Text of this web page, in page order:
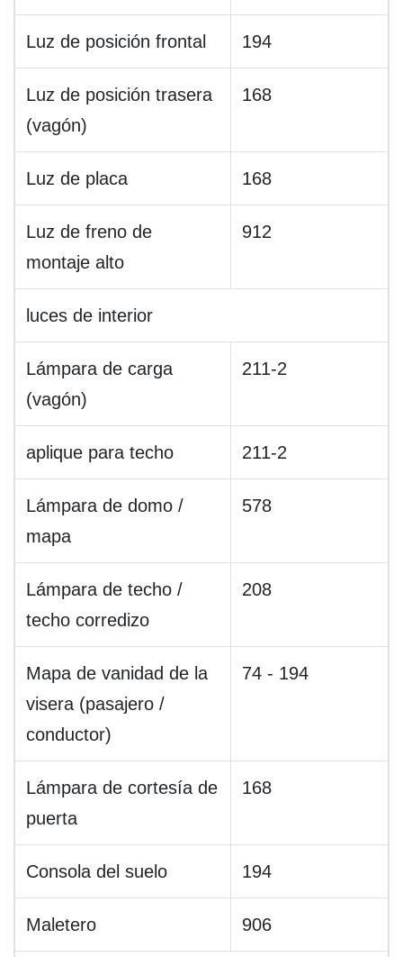
Luz de posición frontal 194
Luz de posición trasera
(vagón)
168
Luz de placa 168
Luz de freno de
montaje alto
912
luces de interior
Lámpara de carga
(vagón)
211-2
aplique para techo 211-2
Lámpara de domo /
mapa
578
Lámpara de techo /
techo corredizo
208
Mapa de vanidad de la
visera (pasajero /
conductor)
74 - 194
Lámpara de cortesía de
puerta
168
Consola del suelo 194
Maletero 906